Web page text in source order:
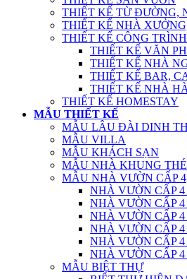
THIẾT KẾ TỪ ĐƯỜNG,
THIẾT KẾ NHÀ
THIẾT KẾ CÔNG TRÌNH
THIẾT KẾ VĂN
THIẾT KẾ NHÀ
THIẾT KẾ BAR,
THIẾT KẾ NHÀ
THIẾT KẾ HOMESTAY
MẪU THIẾT KẾ
MẪU LÂU ĐÀI DINH
MẪU VILLA
MẪU KHÁCH SẠN
MẪU NHÀ KHUNG
MẪU NHÀ VƯỜN CẤP 4
NHÀ VƯỜN CẤP
NHÀ VƯỜN CẤP
NHÀ VƯỜN CẤP
NHÀ VƯỜN CẤP
NHÀ VƯỜN CẤP
NHÀ VƯỜN CẤP
MẪU BIỆT THỰ